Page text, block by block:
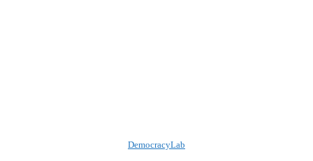
DemocracyLab